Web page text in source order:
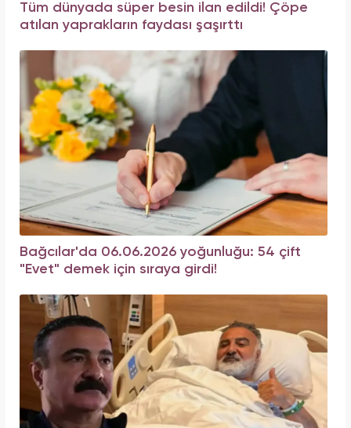
Tüm dünyada süper besin ilan edildi! Çöpe
atılan yaprakların faydası şaşırttı
Bağcılar'da 06.06.2026 yoğunluğu: 54 çift
"Evet" demek için sıraya girdi!